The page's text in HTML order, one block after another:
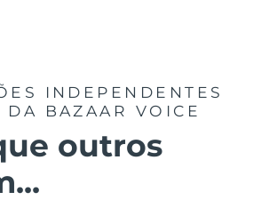
INDEPENDENTES
DA BAZAAR VOICE
outros